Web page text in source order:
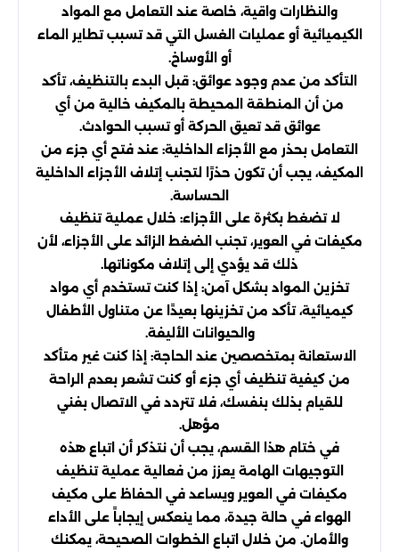
والنظارات واقية، خاصة عند التعامل مع المواد
الكيميائية أو عمليات الغسل التي قد تسبب تطاير الماء
أو الأوساخ.
التأكد من عدم وجود عوائق: قبل البدء بالتنظيف، تأكد
من أن المنطقة المحيطة بالمكيف خالية من أي
عوائق قد تعيق الحركة أو تسبب الحوادث.
التعامل بحذر مع الأجزاء الداخلية: عند فتح أي جزء من
المكيف، يجب أن تكون حذرًا لتجنب إتلاف الأجزاء الداخلية
الحساسة.
لا تضغط بكثرة على الأجزاء: خلال عملية تنظيف
مكيفات في العوير، تجنب الضغط الزائد على الأجزاء، لأن
ذلك قد يؤدي إلى إتلاف مكوناتها.
تخزين المواد بشكل آمن: إذا كنت تستخدم أي مواد
كيميائية، تأكد من تخزينها بعيدًا عن متناول الأطفال
والحيوانات الأليفة.
الاستعانة بمتخصصين عند الحاجة: إذا كنت غير متأكد
من كيفية تنظيف أي جزء أو كنت تشعر بعدم الراحة
للقيام بذلك بنفسك، فلا تتردد في الاتصال بفني
مؤهل.
في ختام هذا القسم، يجب أن نتذكر أن اتباع هذه
التوجيهات الهامة يعزز من فعالية عملية تنظيف
مكيفات في العوير ويساعد في الحفاظ على مكيف
الهواء في حالة جيدة، مما ينعكس إيجاباً على الأداء
والأمان. من خلال اتباع الخطوات الصحيحة، يمكنك